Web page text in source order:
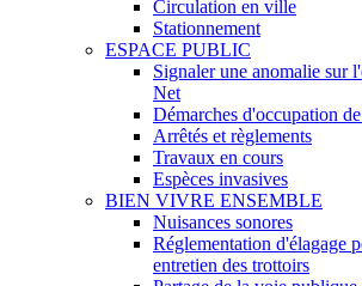
Circulation en ville
Stationnement
ESPACE PUBLIC
Signaler une anomalie sur
Net
Démarches d'occupation
Arrêtés et règlements
Travaux en cours
Espèces invasives
BIEN VIVRE ENSEMBLE
Nuisances sonores
Réglementation d'élagage
entretien des trottoirs